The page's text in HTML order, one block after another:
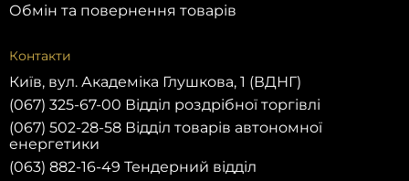
Обмін та повернення товарів
Контакти
Київ, вул. Академіка Глушкова, 1 (ВДНГ)
(067) 325-67-00 Відділ роздрібної торгівлі
(067) 502-28-58 Відділ товарів автономної
енергетики
(063) 882-16-49 Тендерний відділ